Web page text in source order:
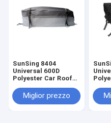
SunSing 8404
Universal 600D
Polyester Car Roof
logo
personalizzabile
Miglior prezzo